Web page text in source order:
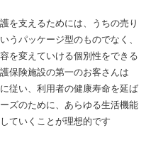
を支えるためには、うちの売り
うパッケージ型のものでなく、
を変えていける個別性をできる
保険施設の第一のお客さんは
従い、利用者の健康寿命を延ば
ズのために、あらゆる生活機能
ていくことが理想的です